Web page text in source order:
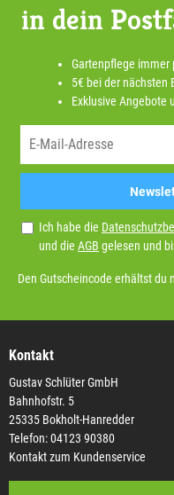
in dein
Gartenpflege immer
5€ bei der nächsten
Exklusive Angebote
Ich habe die
und die AGB gelesen und
Den Gutscheincode erhältst du
Kontakt
Gustav Schlüter GmbH
Bahnhofstr. 5
25335 Bokholt-Hanredder
Telefon: 04123 90380
Kontakt zum Kundenservice